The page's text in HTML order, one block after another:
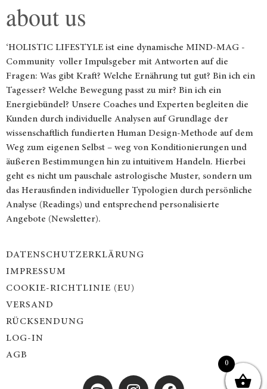
about us
‘HOLISTIC LIFESTYLE ist eine dynamische MIND-MAG -
Community voller Impulsgeber mit Antworten auf die
Fragen: Was gibt Kraft? Welche Ernährung tut gut? Bin ich ein
Tagesser? Welche Bewegung passt zu mir? Bin ich ein
Energiebündel? Unsere Coaches und Experten begleiten die
Kunden durch individuelle Analysen auf Grundlage der
wissenschaftlich fundierten Human Design-Methode auf dem
Weg zum eigenen Selbst – weg von Konditionierungen und
äußeren Bestimmungen hin zu intuitivem Handeln. Hierbei
geht es nicht um pauschale astrologische Muster, sondern um
das Herausfinden individueller Typologien durch persönliche
Analyse (Readings) und entsprechend personalisierte
Angebote (Newsletter).
DATENSCHUTZERKLÄRUNG
IMPRESSUM
COOKIE-RICHTLINIE (EU)
VERSAND
RÜCKSENDUNG
LOG-IN
AGB
0